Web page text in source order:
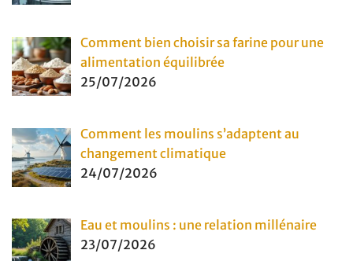
Comment bien choisir sa farine pour une
alimentation équilibrée
25/07/2026
Comment les moulins s’adaptent au
changement climatique
24/07/2026
Eau et moulins : une relation millénaire
23/07/2026